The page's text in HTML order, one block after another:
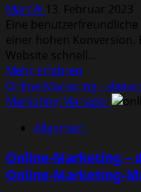
im
Laufe
der
Jahre
die
verändert
MarcW 13. Februar 2023
Eine
einer hohen Konversion.
Website schnell...
Mehr erfahren
über
erhöhe
meine
Online-
Online-Marketing –
Marketing-Manager
Allgemein
Online-Marketing –
Online-Marketing-